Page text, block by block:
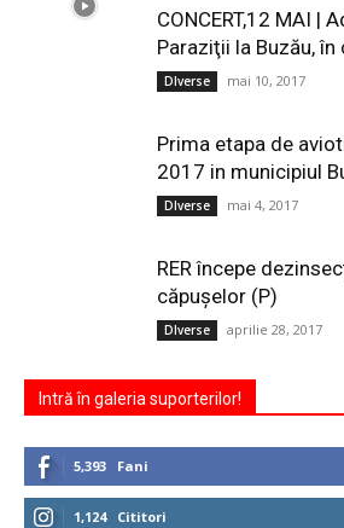
CONCERT,12 MAI |
Paraziţii la Buzău,
DIverse mai 10, 2017
Prima etapa de
2017 in municipiul
DIverse mai 4, 2017
RER începe
căpuşelor (P)
DIverse aprilie 28, 2017
Intră în galeria suporterilor!
5,393 Fani
1,124 Cititori